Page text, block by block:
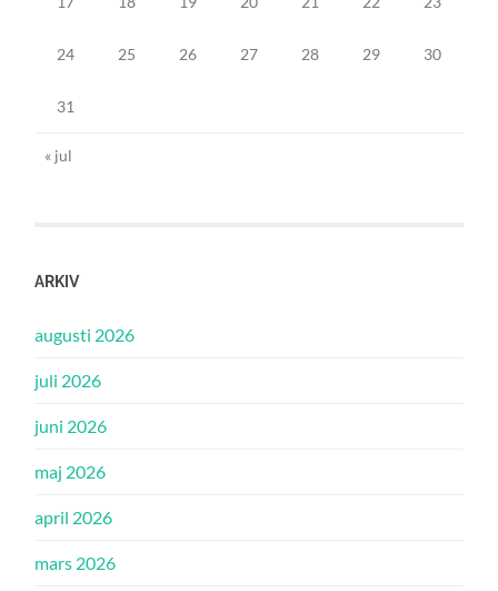
24 25 26 27 28 29 30
31
« jul
ARKIV
augusti 2026
juli 2026
juni 2026
maj 2026
april 2026
mars 2026